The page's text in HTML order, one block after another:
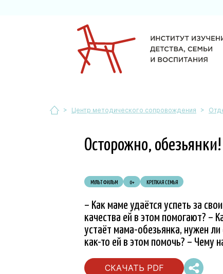
> Центр методического сопровождения >
Осторожно, обезьянки!
МУЛЬТФИЛЬМ 0+ КРЕПКАЯ СЕМЬЯ
– Как маме удаётся успеть за
качества ей в этом помогают? –
устаёт мама-обезьянка, нужен
как-то ей в этом помочь? – Чему
СКАЧАТЬ PDF